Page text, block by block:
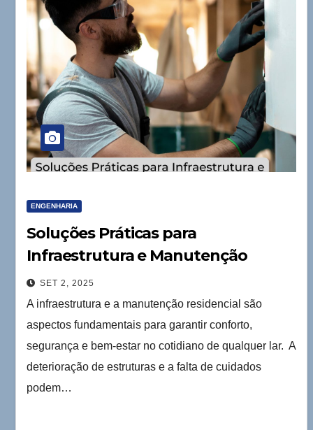
ENGENHARIA
Soluções Práticas para
Infraestrutura e Manutenção
Residencial
SET 2, 2025
A infraestrutura e a manutenção residencial são
aspectos fundamentais para garantir conforto,
segurança e bem-estar no cotidiano de qualquer lar. A
deterioração de estruturas e a falta de cuidados
podem…